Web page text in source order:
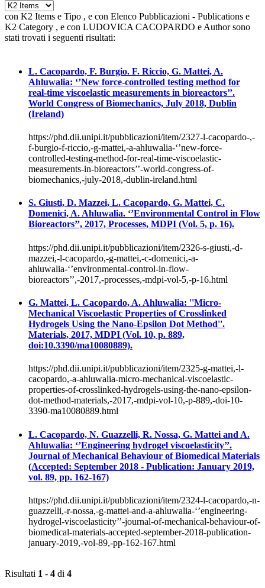
con K2 Items e Tipo , e con Elenco Pubblicazioni - Publications e
K2 Category , e con LUDOVICA CACOPARDO e Author sono
stati trovati i seguenti risultati:
L. Cacopardo, F. Burgio. F. Riccio, G. Mattei, A.
Ahluwalia: ‘’New force-controlled testing method for
real-time viscoelastic measurements in bioreactors’’.
World Congress of Biomechanics, July 2018, Dublin
(Ireland)
https://phd.dii.unipi.it/pubblicazioni/item/2327-l-cacopardo-,-
f-burgio-f-riccio,-g-mattei,-a-ahluwalia-‘’new-force-
controlled-testing-method-for-real-time-viscoelastic-
measurements-in-bioreactors’’-world-congress-of-
biomechanics,-july-2018,-dublin-ireland.html
S. Giusti, D. Mazzei, L. Cacopardo, G. Mattei, C.
Domenici, A. Ahluwalia. ‘’Environmental Control in Flow
Bioreactors’’, 2017, Processes, MDPI (Vol. 5, p. 16).
https://phd.dii.unipi.it/pubblicazioni/item/2326-s-giusti,-d-
mazzei,-l-cacopardo,-g-mattei,-c-domenici,-a-
ahluwalia-‘’environmental-control-in-flow-
bioreactors’’,-2017,-processes,-mdpi-vol-5,-p-16.html
G. Mattei, L. Cacopardo, A. Ahluwalia: ''Micro-
Mechanical Viscoelastic Properties of Crosslinked
Hydrogels Using the Nano-Epsilon Dot Method''.
Materials, 2017, MDPI (Vol. 10, p. 889,
doi:10.3390/ma10080889).
https://phd.dii.unipi.it/pubblicazioni/item/2325-g-mattei,-l-
cacopardo,-a-ahluwalia-micro-mechanical-viscoelastic-
properties-of-crosslinked-hydrogels-using-the-nano-epsilon-
dot-method-materials,-2017,-mdpi-vol-10,-p-889,-doi-10-
3390-ma10080889.html
L. Cacopardo, N. Guazzelli, R. Nossa, G. Mattei and A.
Ahluwalia: ‘’Engineering hydrogel viscoelasticity’’.
Journal of Mechanical Behaviour of Biomedical Materials
(Accepted: September 2018 - Publication: January 2019,
vol. 89, pp. 162-167)
https://phd.dii.unipi.it/pubblicazioni/item/2324-l-cacopardo,-n-
guazzelli,-r-nossa,-g-mattei-and-a-ahluwalia-‘’engineering-
hydrogel-viscoelasticity’’-journal-of-mechanical-behaviour-of-
biomedical-materials-accepted-september-2018-publication-
january-2019,-vol-89,-pp-162-167.html
Risultati 1 - 4 di 4